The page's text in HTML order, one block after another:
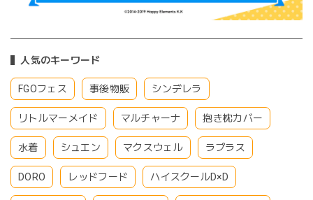
人気のキーワード
FGOフェス 事後物販 シンデレラ
リトルマーメイド マルチャーナ 抱き枕カバー
水着 シュエン マクスウェル ラプラス
DORO レッドフード ハイスクールD×D